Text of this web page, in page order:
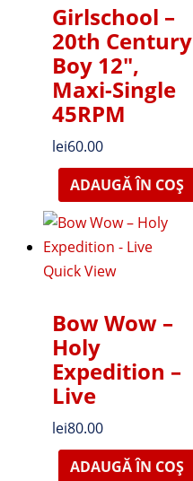
Girlschool –
20th Century
Boy 12″,
Maxi-Single
45RPM
lei60.00
ADAUGĂ ÎN COȘ
Quick View
Bow Wow –
Holy
Expedition –
Live
lei80.00
ADAUGĂ ÎN COȘ